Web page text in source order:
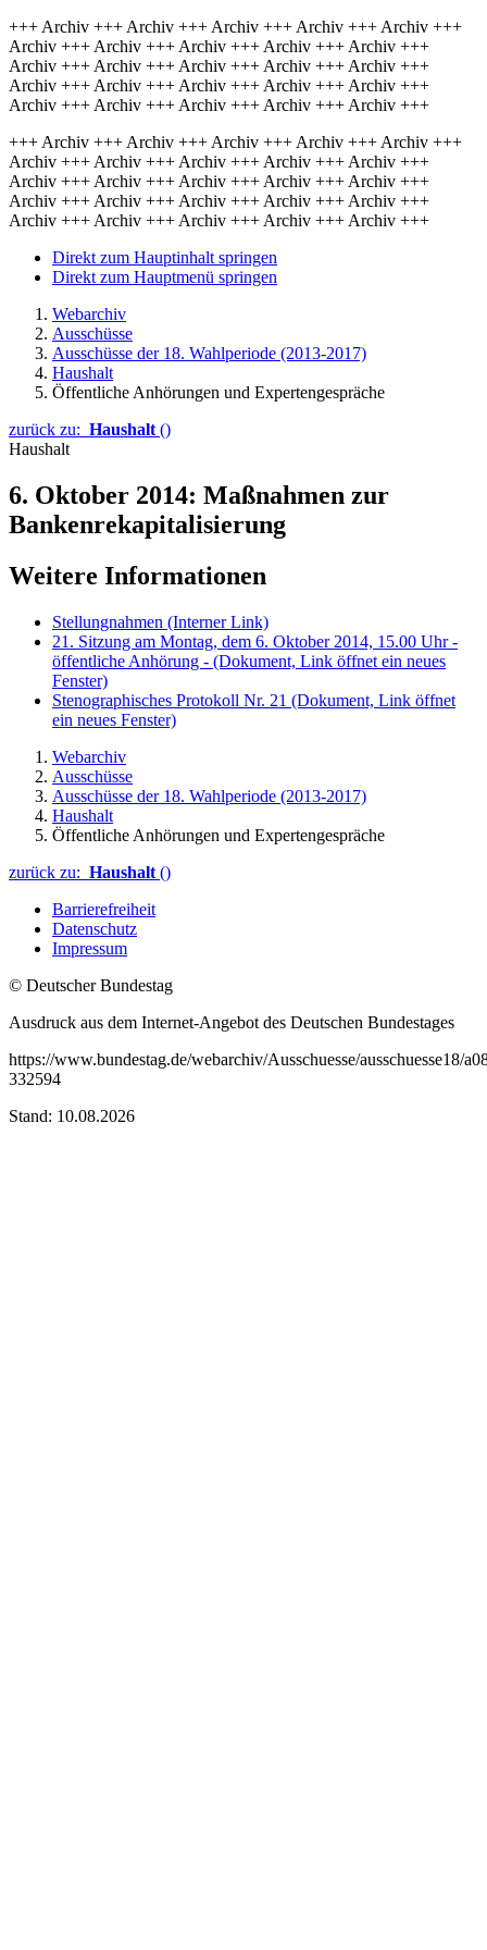
+++ Archiv +++ Archiv +++ Archiv +++ Archiv +++ Archiv +++
Archiv +++ Archiv +++ Archiv +++ Archiv +++ Archiv +++
Archiv +++ Archiv +++ Archiv +++ Archiv +++ Archiv +++
Archiv +++ Archiv +++ Archiv +++ Archiv +++ Archiv +++
Archiv +++ Archiv +++ Archiv +++ Archiv +++ Archiv +++
+++ Archiv +++ Archiv +++ Archiv +++ Archiv +++ Archiv +++
Archiv +++ Archiv +++ Archiv +++ Archiv +++ Archiv +++
Archiv +++ Archiv +++ Archiv +++ Archiv +++ Archiv +++
Archiv +++ Archiv +++ Archiv +++ Archiv +++ Archiv +++
Archiv +++ Archiv +++ Archiv +++ Archiv +++ Archiv +++
Direkt zum Hauptinhalt springen
Direkt zum Hauptmenü springen
Webarchiv
Ausschüsse
Ausschüsse der 18. Wahlperiode (2013-2017)
Haushalt
Öffentliche Anhörungen und Expertengespräche
zurück zu: Haushalt ()
Haushalt
6. Oktober 2014: Maßnahmen zur
Bankenrekapitalisierung
Weitere Informationen
Stellungnahmen (Interner Link)
21. Sitzung am Montag, dem 6. Oktober 2014, 15.00 Uhr -
öffentliche Anhörung - (Dokument, Link öffnet ein neues
Fenster)
Stenographisches Protokoll Nr. 21 (Dokument, Link öffnet
ein neues Fenster)
Webarchiv
Ausschüsse
Ausschüsse der 18. Wahlperiode (2013-2017)
Haushalt
Öffentliche Anhörungen und Expertengespräche
zurück zu: Haushalt ()
Barrierefreiheit
Datenschutz
Impressum
© Deutscher Bundestag
Ausdruck aus dem Internet-Angebot des Deutschen Bundestages
https://www.bundestag.de/webarchiv/Ausschuesse/ausschuesse18/
332594
Stand: 10.08.2026